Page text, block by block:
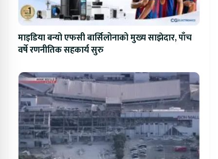
माइडिया बन्यो एफसी बार्सिलोनाको मुख्य साझेदार, पाँच
वर्षे रणनीतिक सहकार्य सुरु